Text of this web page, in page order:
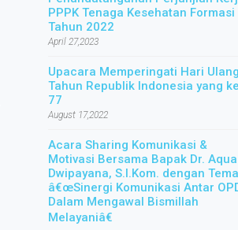
PPPK Tenaga Kesehatan Formasi
Tahun 2022
April 27,2023
Upacara Memperingati Hari Ulang
Tahun Republik Indonesia yang ke
77
August 17,2022
Acara Sharing Komunikasi &
Motivasi Bersama Bapak Dr. Aqua
Dwipayana, S.I.Kom. dengan Tema
â€œSinergi Komunikasi Antar
Dalam Mengawal Bismillah
Melayaniâ€